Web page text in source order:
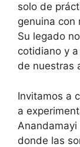
solo de
genuina con
Su legado
cotidiano y
de nuestras
Invitamos a
a
donde las